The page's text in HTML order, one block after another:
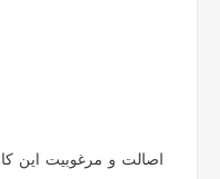
اصالت و مرغوبیت این